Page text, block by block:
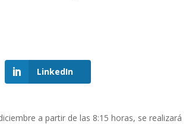
LinkedIn
a partir de las 8:15 horas, se realizará